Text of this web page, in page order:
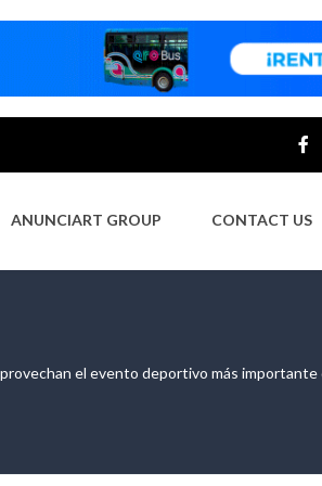
ANUNCIART GROUP CONTACT US
el evento deportivo más importante